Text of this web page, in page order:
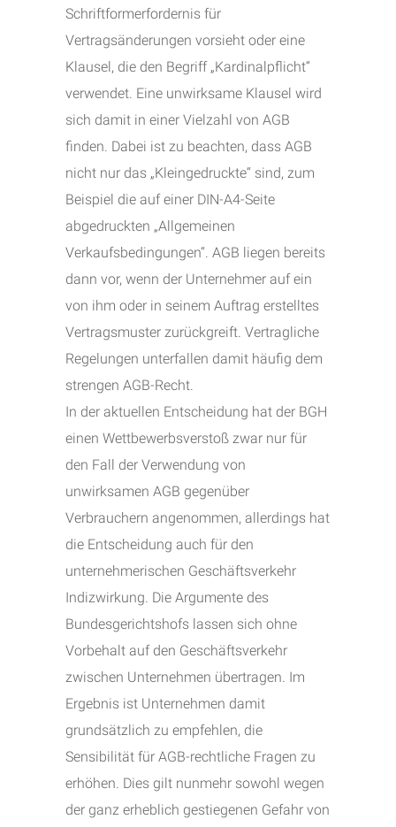
Schriftformerfordernis für
Vertragsänderungen vorsieht oder eine
Klausel, die den Begriff „Kardinalpflicht“
verwendet. Eine unwirksame Klausel wird
sich damit in einer Vielzahl von AGB
finden. Dabei ist zu beachten, dass AGB
nicht nur das „Kleingedruckte“ sind, zum
Beispiel die auf einer DIN-A4-Seite
abgedruckten „Allgemeinen
Verkaufsbedingungen“. AGB liegen bereits
dann vor, wenn der Unternehmer auf ein
von ihm oder in seinem Auftrag erstelltes
Vertragsmuster zurückgreift. Vertragliche
Regelungen unterfallen damit häufig dem
strengen AGB-Recht.
In der aktuellen Entscheidung hat der BGH
einen Wettbewerbsverstoß zwar nur für
den Fall der Verwendung von
unwirksamen AGB gegenüber
Verbrauchern angenommen, allerdings hat
die Entscheidung auch für den
unternehmerischen Geschäftsverkehr
Indizwirkung. Die Argumente des
Bundesgerichtshofs lassen sich ohne
Vorbehalt auf den Geschäftsverkehr
zwischen Unternehmen übertragen. Im
Ergebnis ist Unternehmen damit
grundsätzlich zu empfehlen, die
Sensibilität für AGB-rechtliche Fragen zu
erhöhen. Dies gilt nunmehr sowohl wegen
der ganz erheblich gestiegenen Gefahr von